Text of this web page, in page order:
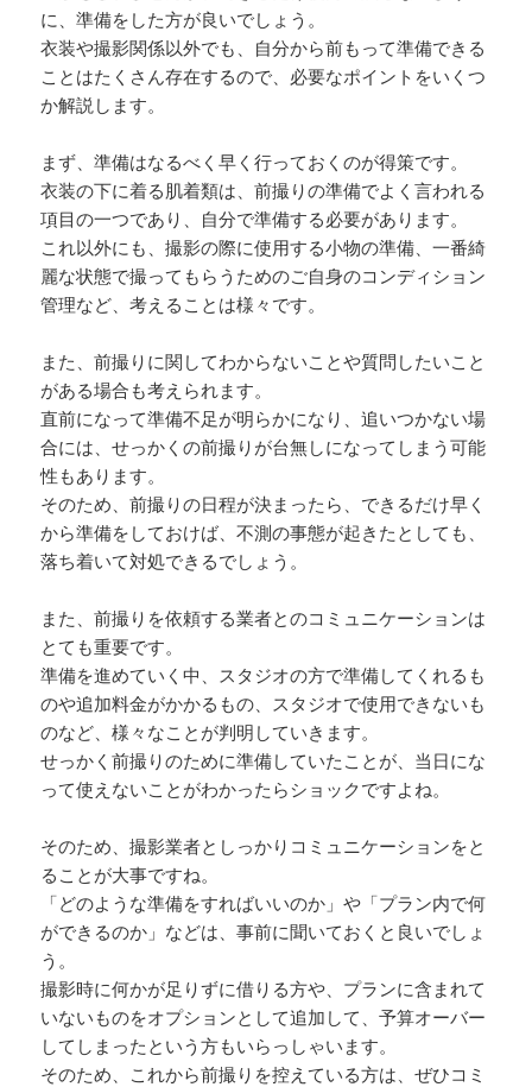
に、準備をした方が良いでしょう。
衣装や撮影関係以外でも、自分から前もって準備できる
ことはたくさん存在するので、必要なポイントをいくつ
か解説します。
まず、準備はなるべく早く行っておくのが得策です。
衣装の下に着る肌着類は、前撮りの準備でよく言われる
項目の一つであり、自分で準備する必要があります。
これ以外にも、撮影の際に使用する小物の準備、一番綺
麗な状態で撮ってもらうためのご自身のコンディション
管理など、考えることは様々です。
また、前撮りに関してわからないことや質問したいこと
がある場合も考えられます。
直前になって準備不足が明らかになり、追いつかない場
合には、せっかくの前撮りが台無しになってしまう可能
性もあります。
そのため、前撮りの日程が決まったら、できるだけ早く
から準備をしておけば、不測の事態が起きたとしても、
落ち着いて対処できるでしょう。
また、前撮りを依頼する業者とのコミュニケーションは
とても重要です。
準備を進めていく中、スタジオの方で準備してくれるも
のや追加料金がかかるもの、スタジオで使用できないも
のなど、様々なことが判明していきます。
せっかく前撮りのために準備していたことが、当日にな
って使えないことがわかったらショックですよね。
そのため、撮影業者としっかりコミュニケーションをと
ることが大事ですね。
「どのような準備をすればいいのか」や「プラン内で何
ができるのか」などは、事前に聞いておくと良いでしょ
う。
撮影時に何かが足りずに借りる方や、プランに含まれて
いないものをオプションとして追加して、予算オーバー
してしまったという方もいらっしゃいます。
そのため、これから前撮りを控えている方は、ぜひコミ